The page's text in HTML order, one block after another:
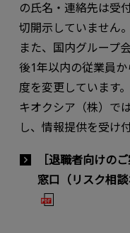
の氏名・連絡先は受
切開示していません。
また、国内グループ
後1年以内の従業員
度を変更しています。
キオクシア（株）で
し、情報提供を受け
［退職者向けの
窓口（リスク相談